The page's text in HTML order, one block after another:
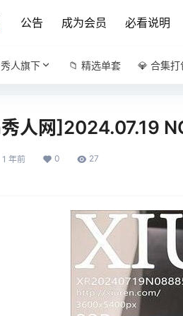
公告 成为会员 必看说明
人旗下 📁 精选单套 💎 合集打
人网]2024.07.19
1 年前 0 27